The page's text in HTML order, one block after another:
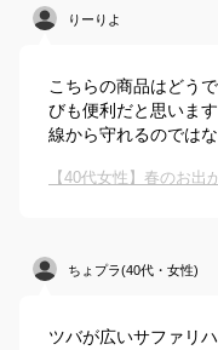
りーりよ
こちらの商品はどう
びも便利だと思いま
線から守れるのでは
ちょプラ(40代・女性)
ツバが広いサファリ